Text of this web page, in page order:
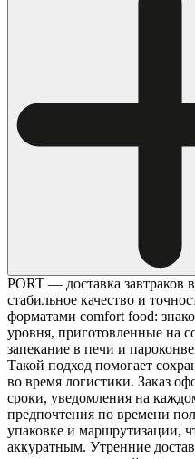
PORT — доставка завтраков
стабильное качество и
форматами comfort food:
уровня, приготовленные на
запекание в печи и
Такой подход помогает
во время логистики. Заказ
сроки, уведомления на
предпочтения по времени
упаковке и маршрутизации,
аккуратным. Утренние